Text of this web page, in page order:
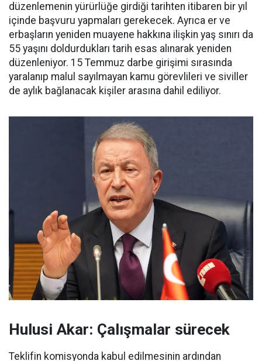
düzenlemenin yürürlüğe girdiği tarihten itibaren bir yıl
içinde başvuru yapmaları gerekecek. Ayrıca er ve
erbaşların yeniden muayene hakkına ilişkin yaş sınırı da
55 yaşını doldurdukları tarih esas alınarak yeniden
düzenleniyor. 15 Temmuz darbe girişimi sırasında
yaralanıp malul sayılmayan kamu görevlileri ve siviller
de aylık bağlanacak kişiler arasına dahil ediliyor.
Hulusi Akar: Çalışmalar sürecek
Teklifin komisyonda kabul edilmesinin ardından